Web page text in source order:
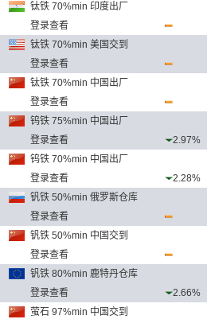
钛铁 70%min 印度出厂
登录查看
钛铁 70%min 美国交到
登录查看
钛铁 70%min 中国出厂
登录查看
钨铁 75%min 中国出厂
登录查看
2.97%
钨铁 70%min 中国出厂
登录查看
2.28%
钒铁 50%min 俄罗斯仓库
登录查看
钒铁 50%min 中国交到
登录查看
钒铁 80%min 鹿特丹仓库
登录查看
2.66%
萤石 97%min 中国交到